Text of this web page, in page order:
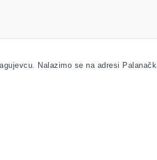
Nalazimo se na adresi